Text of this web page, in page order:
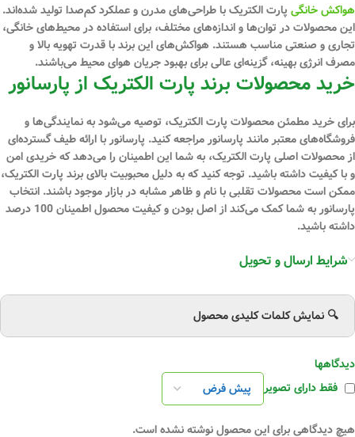
هواکش‌ خانگی پارت الکتریک با طراحی‌های مدرن و عملکرد کم‌صدا تولید شده‌اند.
این محصولات در توان‌ها و اندازه‌های مختلف، برای استفاده در محیط‌های خانگی،
تجاری و صنعتی مناسب هستند. هواکش‌های این برند با قدرت تهویه بالا و
مصرف انرژی بهینه، گزینه‌ای عالی برای بهبود جریان هوای محیط می‌باشند.
خرید محصولات برند پارت الکتریک از پارسانور
برای خرید مطمئن محصولات پارت الکتریک، توصیه می‌شود به نمایندگی‌ها و
فروشگاه‌های معتبر مانند پارسانور مراجعه کنید. پارسانور با ارائه طیف گسترده‌ای
از محصولات اصلی پارت الکتریک، به شما این اطمینان را می‌دهد که خریدی امن
و با کیفیت داشته باشید. توجه کنید که به دلیل محبوبیت بالای برند پارت الکتریک،
ممکن است محصولات تقلبی با نام و ظاهر مشابه در بازار موجود باشند. انتخاب
پارسانور به شما کمک می‌کند از اصل بودن و کیفیت محصول اطمینان 100 درصد
داشته باشید.
شرایط ارسال و تحویل
🔍 نمایش کلمات کلیدی محصول
دیدگاهها
فقط دارای تصویر
هیچ دیدگاهی برای این محصول نوشته نشده است.